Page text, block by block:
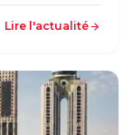
Lire l'actualité